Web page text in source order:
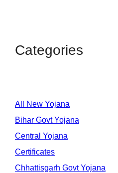
Categories
All New Yojana
Bihar Govt Yojana
Central Yojana
Certificates
Chhattisgarh Govt Yojana